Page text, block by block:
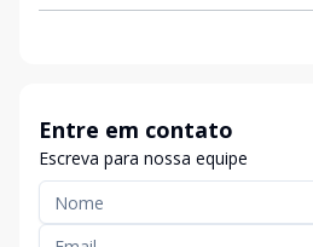
Entre em contato
Escreva para nossa equipe